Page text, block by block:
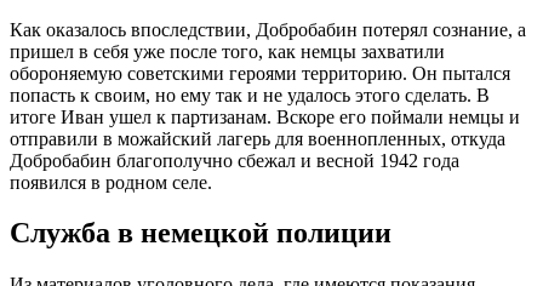
Как оказалось впоследствии, Добробабин потерял сознание, а
пришел в себя уже после того, как немцы захватили
обороняемую советскими героями территорию. Он пытался
попасть к своим, но ему так и не удалось этого сделать. В
итоге Иван ушел к партизанам. Вскоре его поймали немцы и
отправили в можайский лагерь для военнопленных, откуда
Добробабин благополучно сбежал и весной 1942 года
появился в родном селе.
Служба в немецкой полиции